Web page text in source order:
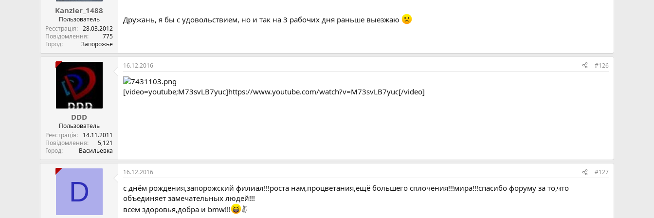
Kanzler_1488
Пользователь
Реєстрація
28.03.2012
Повідомлення
775
Город
Запорожье
Дружань, я бы с удовольствием, но и так на 3 рабочих дня раньше выезжаю
DDD
Пользователь
Реєстрація
14.11.2011
Повідомлення
5,121
Город
Васильевка
16.12.2016 #126
[video=youtube;M73svLB7yuc]https://www.youtube.com/watch?v=M73svLB7yuc[/video]
D
16.12.2016 #127
с днём рождения,запорожский филиал!!!роста нам,процветания,ещё большего сплочения!!!мира!!!спасибо форуму за то,что
объединяет замечательных людей!!!
всем здоровья,добра и bmw!!!
✌